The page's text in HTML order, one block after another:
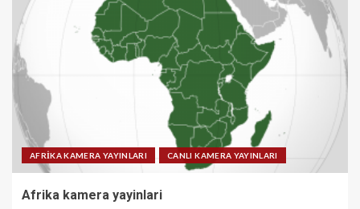
AFRİKA KAMERA YAYINLARI CANLI KAMERA YAYINLARI
Afrika kamera yayinlari